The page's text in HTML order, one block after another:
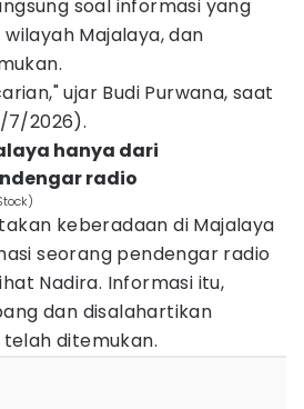
soal informasi yang
Majalaya, dan
ujar Budi Purwana, saat
7/2026).
hanya dari
radio
keberadaan di Majalaya
seorang pendengar radio
Nadira. Informasi itu,
dan disalahartikan
ditemukan.